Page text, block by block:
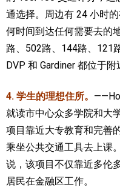
通选择。周边有 24 小时
何时间到达任何需要去的
路、502路、144路、121
DVP 和 Gardiner 都位于附
4. 学生的理想住所。
就读市中心众多学院和大
项目靠近大专教育和完善
乘坐公共交通工具去上课
说，该项目不仅靠近多伦
居民在金融区工作。